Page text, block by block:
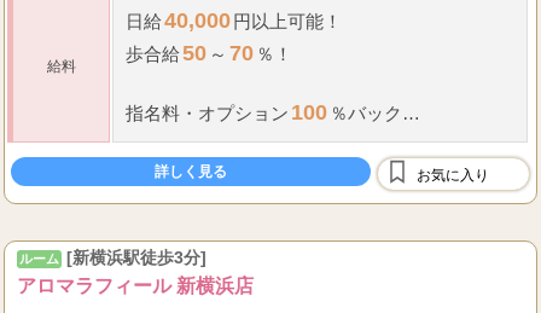
給料
日給40,000円以上可能！
歩合給50 ～ 70 ％！
指名料 ・ オプション 100 ％バック
オープニングスタッフは超高待遇にて働けま
全額完全日払い制 保証給有 交通費支給
詳しく見る お気に入り
ルーム [新横浜駅徒歩3分]
アロマラフィール 新横浜店